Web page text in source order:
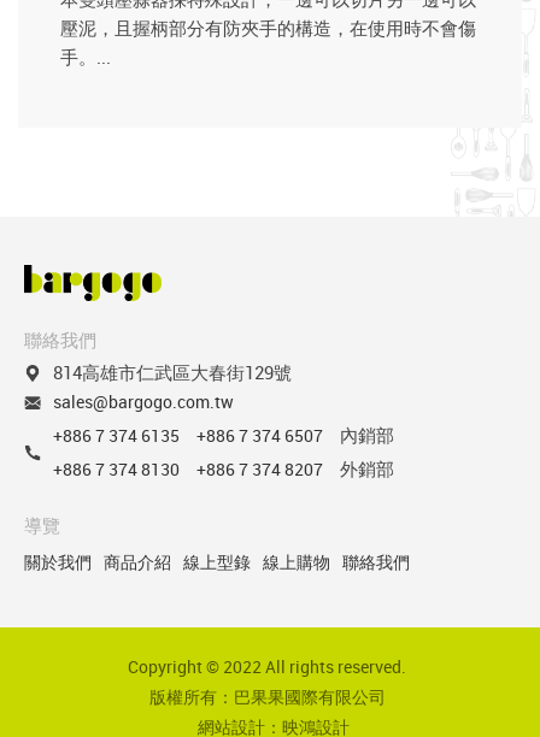
壓泥，且握柄部分有防夾手的構造，在使用時不會傷
手。...
聯絡我們
814高雄市仁武區大春街129號
sales@bargogo.com.tw
+886 7 374 6135
+886 7 374 6507 內銷部
+886 7 374 8130 +886 7 374 8207 外銷部
導覽
關於我們 商品介紹 線上型錄 線上購物 聯絡我們
Copyright © 2022 All rights reserved.
版權所有：巴果果國際有限公司
網站設計：映鴻設計